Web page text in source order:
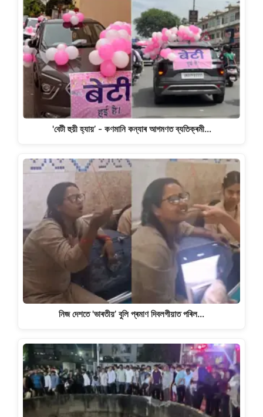
'বেটী হুয়ী হ্যায়’ - কণমানি কন্যাৰ আগমণত ব্যতিক্ৰমী…
নিজ দেশতে 'ভাৰতীয়’ বুলি প্ৰমাণ দিবলগীয়াত পৰিল…